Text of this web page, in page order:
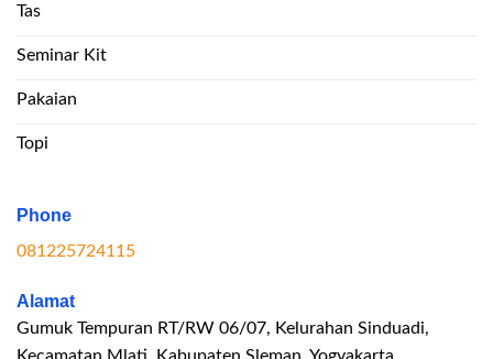
Tas
Seminar Kit
Pakaian
Topi
Phone
081225724115
Alamat
Gumuk Tempuran RT/RW 06/07, Kelurahan Sinduadi,